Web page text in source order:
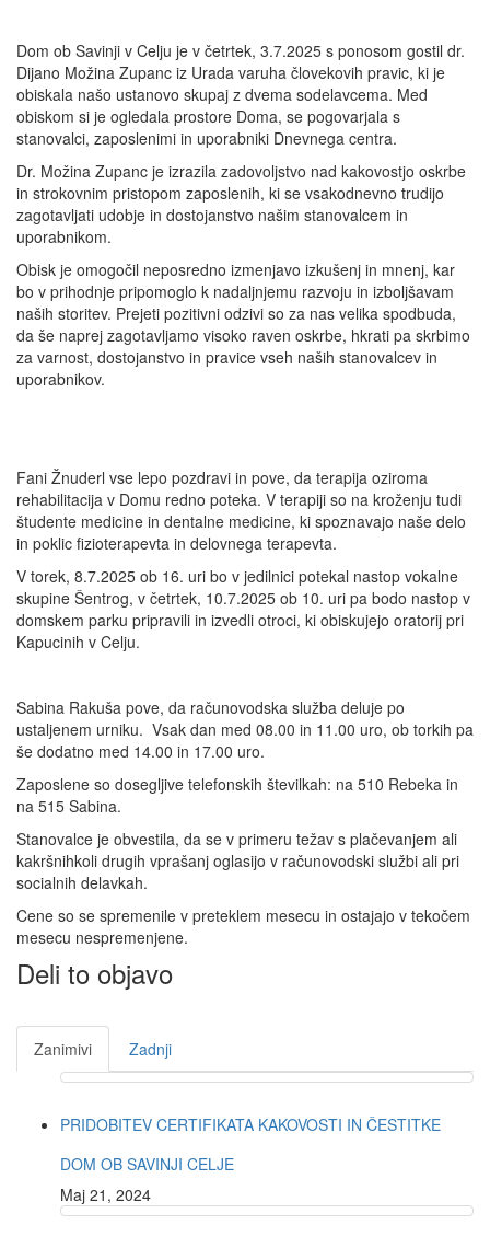
Dom ob Savinji v Celju je v četrtek, 3.7.2025 s ponosom gostil dr.
Dijano Možina Zupanc iz Urada varuha človekovih pravic, ki je
obiskala našo ustanovo skupaj z dvema sodelavcema. Med
obiskom si je ogledala prostore Doma, se pogovarjala s
stanovalci, zaposlenimi in uporabniki Dnevnega centra.
Dr. Možina Zupanc je izrazila zadovoljstvo nad kakovostjo oskrbe
in strokovnim pristopom zaposlenih, ki se vsakodnevno trudijo
zagotavljati udobje in dostojanstvo našim stanovalcem in
uporabnikom.
Obisk je omogočil neposredno izmenjavo izkušenj in mnenj, kar
bo v prihodnje pripomoglo k nadaljnjemu razvoju in izboljšavam
naših storitev. Prejeti pozitivni odzivi so za nas velika spodbuda,
da še naprej zagotavljamo visoko raven oskrbe, hkrati pa skrbimo
za varnost, dostojanstvo in pravice vseh naših stanovalcev in
uporabnikov.
Fani Žnuderl vse lepo pozdravi in pove, da terapija oziroma
rehabilitacija v Domu redno poteka. V terapiji so na kroženju tudi
študente medicine in dentalne medicine, ki spoznavajo naše delo
in poklic fizioterapevta in delovnega terapevta.
V torek, 8.7.2025 ob 16. uri bo v jedilnici potekal nastop vokalne
skupine Šentrog, v četrtek, 10.7.2025 ob 10. uri pa bodo nastop v
domskem parku pripravili in izvedli otroci, ki obiskujejo oratorij pri
Kapucinih v Celju.
Sabina Rakuša pove, da računovodska služba deluje po
ustaljenem urniku. Vsak dan med 08.00 in 11.00 uro, ob torkih pa
še dodatno med 14.00 in 17.00 uro.
Zaposlene so dosegljive telefonskih številkah: na 510 Rebeka in
na 515 Sabina.
Stanovalce je obvestila, da se v primeru težav s plačevanjem ali
kakršnihkoli drugih vprašanj oglasijo v računovodski službi ali pri
socialnih delavkah.
Cene so se spremenile v preteklem mesecu in ostajajo v tekočem
mesecu nespremenjene.
Deli to objavo
Zanimivi Zadnji
PRIDOBITEV CERTIFIKATA KAKOVOSTI IN ČESTITKE
DOM OB SAVINJI CELJE
Maj 21, 2024